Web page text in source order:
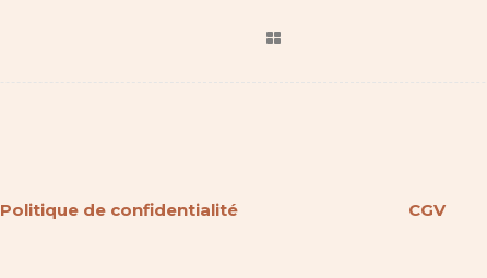
Politique de confidentialité CGV